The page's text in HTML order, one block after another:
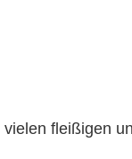
fleißigen